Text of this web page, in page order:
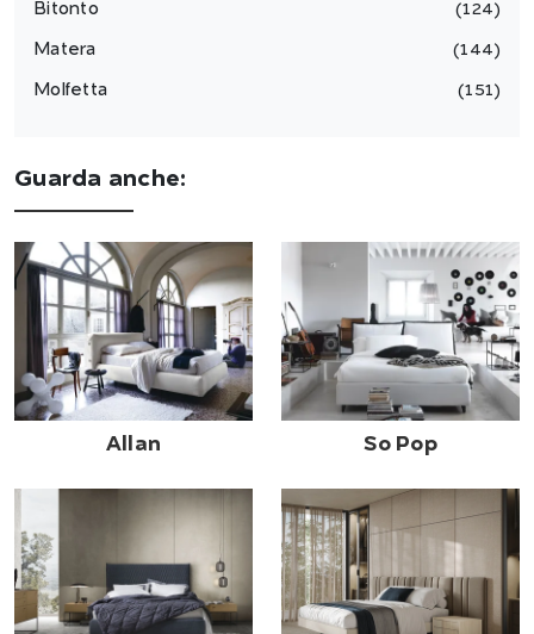
Bitonto 124
Matera 144
Molfetta 151
Guarda anche:
Allan So Pop